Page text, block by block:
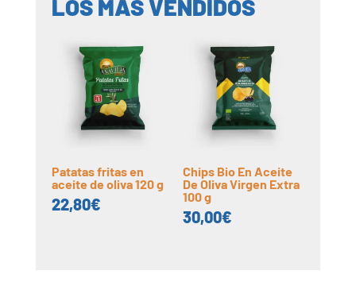
LOS MÁS VENDIDOS
Patatas fritas en
aceite de oliva 120 g
22,80€
Chips Bio En Aceite
De Oliva Virgen Extra
100 g
30,00€